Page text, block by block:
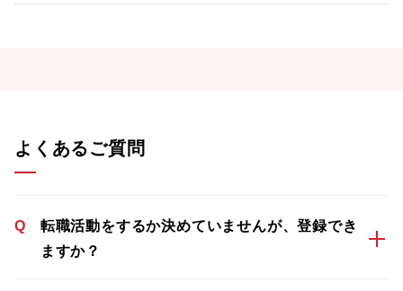
よくあるご質問
Q
転職活動をするか決めていませんが、登録でき
ますか？